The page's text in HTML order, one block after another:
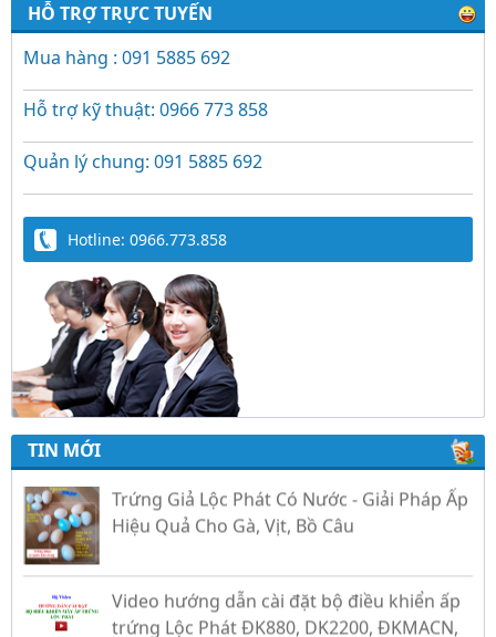
HỖ TRỢ TRỰC TUYẾN
Mua hàng : 091 5885 692
Hỗ trợ kỹ thuật: 0966 773 858
Quản lý chung: 091 5885 692
Hotline: 0966.773.858
TIN MỚI
Trứng Giả Lộc Phát Có Nước - Giải Pháp Ấp
Hiệu Quả Cho Gà, Vịt, Bồ Câu
Video hướng dẫn cài đặt bộ điều khiển ấp
trứng Lộc Phát ĐK880, DK2200, ĐKMACN,
ĐK2200